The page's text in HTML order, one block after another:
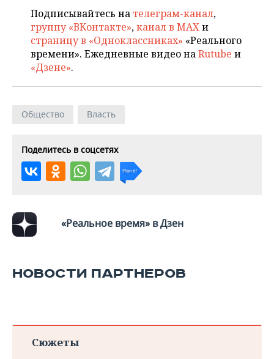
КИБЕРСПОРТ
ФИГУРНОЕ КАТАНИЕ
ВОДНЫЕ ВИДЫ СПОРТА
ХОККЕЙ С МЯЧОМ
КУЛЬТУРА
МЕДИЦИНА
ОБРАЗОВАНИЕ
ПРОИСШЕСТВИЯ
СПИСОК КОМПАНИЙ
ПОЛНАЯ ВЕРСИЯ
Подписывайтесь на телеграм-канал,
группу «ВКонтакте»,канал в MAXи
страницу в «Одноклассниках» «Реального
времени». Ежедневные видео наRutube и
«Дзене».
Общество Власть
Поделитесь в соцсетях
«Реальное время» в Дзен
НОВОСТИ ПАРТНЕРОВ
Сюжеты